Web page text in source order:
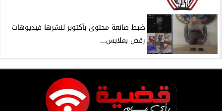
ضبط صانعة محتوى بأكتوبر لنشرها فيديوهات
رقص بملابس...